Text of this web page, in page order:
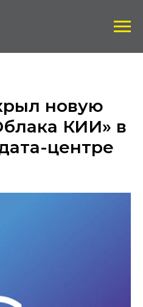
новую
КИИ» в
центре